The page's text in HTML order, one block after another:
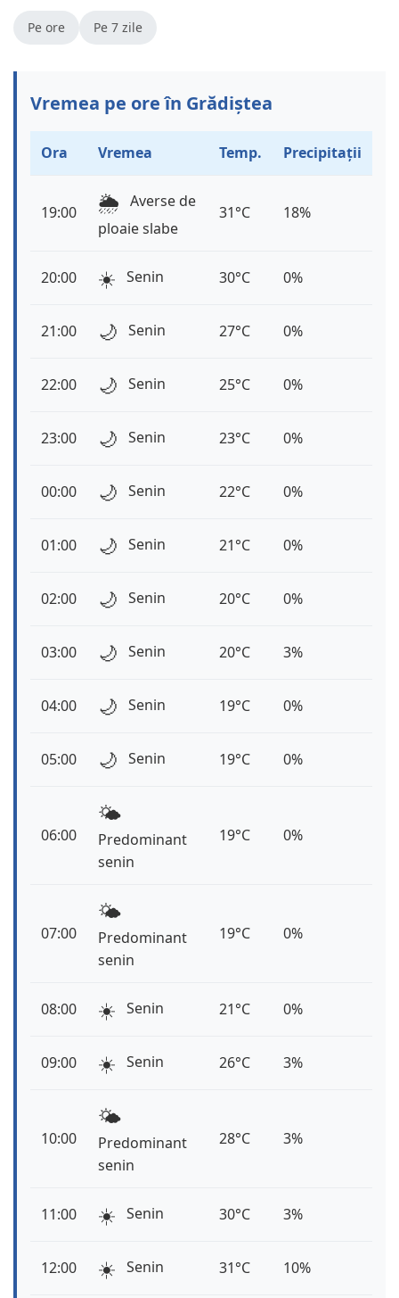
Pe ore Pe 7 zile
Vremea pe ore în Grădiștea
Ora Vremea Temp. Precipitații
19:00 🌦️ Averse de
ploaie slabe
31°C 18%
20:00 ☀️ Senin 30°C 0%
21:00 🌙 Senin 27°C 0%
22:00 🌙 Senin 25°C 0%
23:00 🌙 Senin 23°C 0%
00:00 🌙 Senin 22°C 0%
01:00 🌙 Senin 21°C 0%
02:00 🌙 Senin 20°C 0%
03:00 🌙 Senin 20°C 3%
04:00 🌙 Senin 19°C 0%
05:00 🌙 Senin 19°C 0%
06:00
🌤️
Predominant
senin
19°C 0%
07:00
🌤️
Predominant
senin
19°C 0%
08:00 ☀️ Senin 21°C 0%
09:00 ☀️ Senin 26°C 3%
10:00
🌤️
Predominant
senin
28°C 3%
11:00 ☀️ Senin 30°C 3%
12:00 ☀️ Senin 31°C 10%